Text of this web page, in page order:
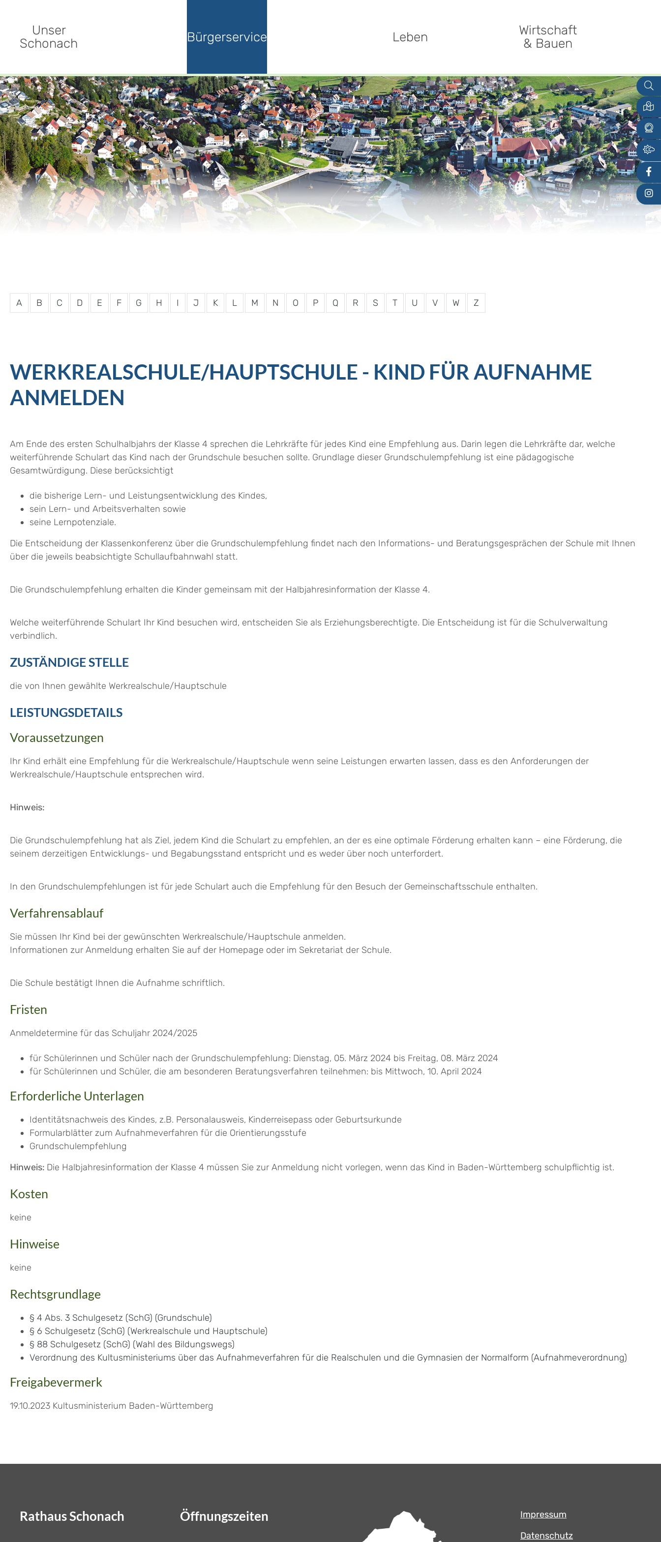
Unser
Schonach
Bürgerservice Leben
Wirtschaft
& Bauen
A B C D E F G H I J K L M N O P Q R S T U V W Z
WERKREALSCHULE/HAUPTSCHULE - KIND FÜR AUFNAHME
ANMELDEN
Am Ende des ersten Schulhalbjahrs der Klasse 4 sprechen die Lehrkräfte für jedes Kind eine Empfehlung aus. Darin legen die Lehrkräfte dar, welche
weiterführende Schulart das Kind nach der Grundschule besuchen sollte. Grundlage dieser Grundschulempfehlung ist eine pädagogische
Gesamtwürdigung. Diese berücksichtigt
die bisherige Lern- und Leistungsentwicklung des Kindes,
sein Lern- und Arbeitsverhalten sowie
seine Lernpotenziale.
Die Entscheidung der Klassenkonferenz über die Grundschulempfehlung findet nach den Informations- und Beratungsgesprächen der Schule mit Ihnen
über die jeweils beabsichtigte Schullaufbahnwahl statt.
Die Grundschulempfehlung erhalten die Kinder gemeinsam mit der Halbjahresinformation der Klasse 4.
Welche weiterführende Schulart Ihr Kind besuchen wird, entscheiden Sie als Erziehungsberechtigte. Die Entscheidung ist für die Schulverwaltung
verbindlich.
ZUSTÄNDIGE STELLE
die von Ihnen gewählte Werkrealschule/Hauptschule
LEISTUNGSDETAILS
Voraussetzungen
Ihr Kind erhält eine Empfehlung für die Werkrealschule/Hauptschule wenn seine Leistungen erwarten lassen, dass es den Anforderungen der
Werkrealschule/Hauptschule entsprechen wird.
Hinweis:
Die Grundschulempfehlung hat als Ziel, jedem Kind die Schulart zu empfehlen, an der es eine optimale Förderung erhalten kann – eine Förderung, die
seinem derzeitigen Entwicklungs- und Begabungsstand entspricht und es weder über noch unterfordert.
In den Grundschulempfehlungen ist für jede Schulart auch die Empfehlung für den Besuch der Gemeinschaftsschule enthalten.
Verfahrensablauf
Sie müssen Ihr Kind bei der gewünschten Werkrealschule/Hauptschule anmelden.
Informationen zur Anmeldung erhalten Sie auf der Homepage oder im Sekretariat der Schule.
Die Schule bestätigt Ihnen die Aufnahme schriftlich.
Fristen
Anmeldetermine für das Schuljahr 2024/2025
für Schülerinnen und Schüler nach der Grundschulempfehlung: Dienstag, 05. März 2024 bis Freitag, 08. März 2024
für Schülerinnen und Schüler, die am besonderen Beratungsverfahren teilnehmen: bis Mittwoch, 10. April 2024
Erforderliche Unterlagen
Identitätsnachweis des Kindes, z.B. Personalausweis, Kinderreisepass oder Geburtsurkunde
Formularblätter zum Aufnahmeverfahren für die Orientierungsstufe
Grundschulempfehlung
Hinweis: Die Halbjahresinformation der Klasse 4 müssen Sie zur Anmeldung nicht vorlegen, wenn das Kind in Baden-Württemberg schulpflichtig ist.
Kosten
keine
Hinweise
keine
Rechtsgrundlage
§ 4 Abs. 3 Schulgesetz (SchG) (Grundschule)
§ 6 Schulgesetz (SchG) (Werkrealschule und Hauptschule)
§ 88 Schulgesetz (SchG) (Wahl des Bildungswegs)
Verordnung des Kultusministeriums über das Aufnahmeverfahren für die Realschulen und die Gymnasien der Normalform (Aufnahmeverordnung)
Freigabevermerk
19.10.2023 Kultusministerium Baden-Württemberg
Rathaus Schonach Öffnungszeiten
Impressum
Datenschutz